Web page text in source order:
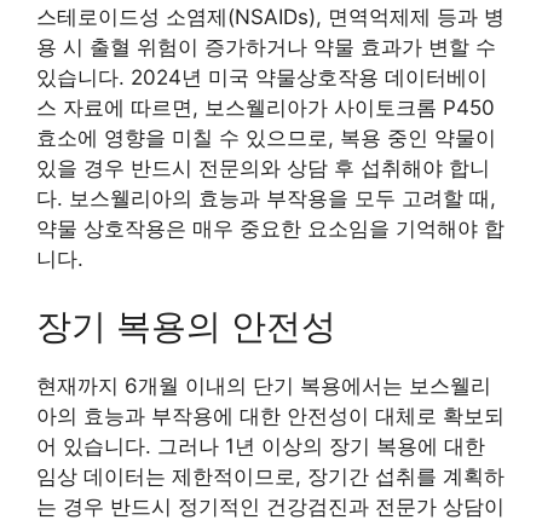
스테로이드성 소염제(NSAIDs), 면역억제제 등과 병
용 시 출혈 위험이 증가하거나 약물 효과가 변할 수
있습니다. 2024년 미국 약물상호작용 데이터베이
스 자료에 따르면, 보스웰리아가 사이토크롬 P450
효소에 영향을 미칠 수 있으므로, 복용 중인 약물이
있을 경우 반드시 전문의와 상담 후 섭취해야 합니
다. 보스웰리아의 효능과 부작용을 모두 고려할 때,
약물 상호작용은 매우 중요한 요소임을 기억해야 합
니다.
장기 복용의 안전성
현재까지 6개월 이내의 단기 복용에서는 보스웰리
아의 효능과 부작용에 대한 안전성이 대체로 확보되
어 있습니다. 그러나 1년 이상의 장기 복용에 대한
임상 데이터는 제한적이므로, 장기간 섭취를 계획하
는 경우 반드시 정기적인 건강검진과 전문가 상담이